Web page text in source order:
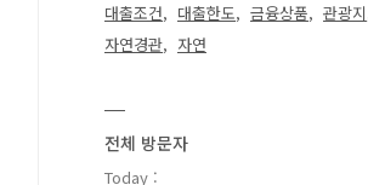
대출조건
대출한도 금융상품
관광지
자연경관
자연
전체 방문자
Today :